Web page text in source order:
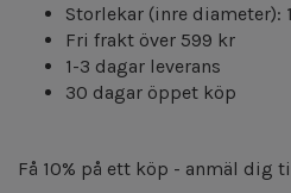
Storlekar (inre diameter):
Fri frakt över 599 kr
1-3 dagar leverans
30 dagar öppet köp
Få 10% på ett köp - anmäl dig